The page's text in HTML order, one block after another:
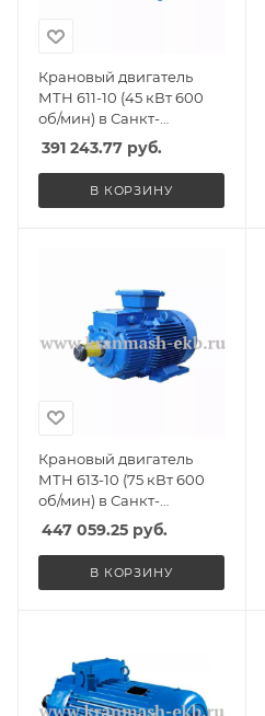
Крановый двигатель
МТН 611-10 (45 кВт 600
об/мин) в Санкт-
Петербурге, Спб
391 243.77 руб.
В КОРЗИНУ
Крановый двигатель
МТН 613-10 (75 кВт 600
об/мин) в Санкт-
Петербурге, Спб
447 059.25 руб.
В КОРЗИНУ